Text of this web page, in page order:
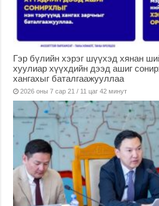
Гэр бүлийн хэрэг шүүхэд хянан
хуулиар хүүхдийн дээд ашиг
хангахыг баталгаажууллаа
2026 оны 7 сар 21 / 11 цаг 42 минут